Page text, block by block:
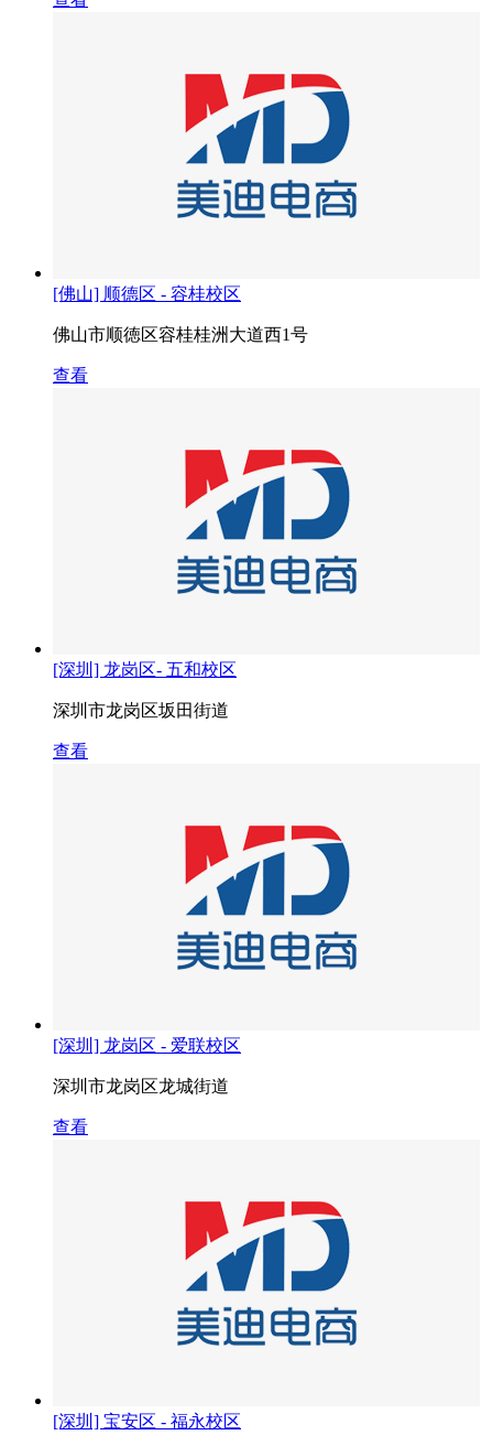
[佛山] 顺德区 - 容桂校区
佛山市顺徳区容桂桂洲大道西1号
查看
[深圳] 龙岗区- 五和校区
深圳市龙岗区坂田街道
查看
[深圳] 龙岗区 - 爱联校区
深圳市龙岗区龙城街道
查看
[深圳] 宝安区 - 福永校区